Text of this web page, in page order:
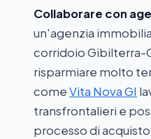
Collaborare con
un'agenzia
corridoio Gibilterra-
risparmiare molto
comeVita Nova GI
transfrontalieri e
processo di acquisto